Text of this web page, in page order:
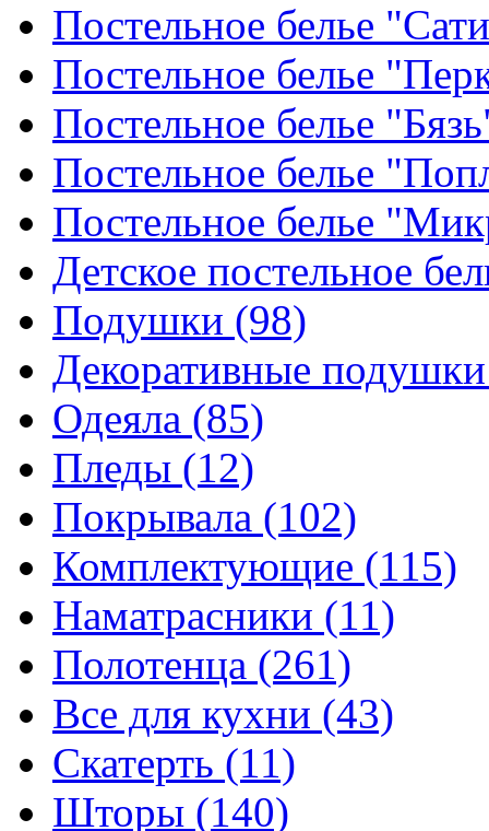
Постельное белье
Постельное белье
Постельное белье
Постельное белье
Постельное белье
Детское постельное
Подушки (98)
Декоративные
Одеяла (85)
Пледы (12)
Покрывала (102)
Комплектующие (115)
Наматрасники (11)
Полотенца (261)
Все для кухни (43)
Скатерть (11)
Шторы (140)